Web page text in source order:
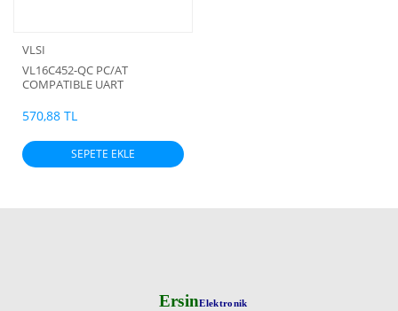
VLSI
VL16C452-QC PC/AT
COMPATIBLE UART
570,88 TL
SEPETE EKLE
ErsinElektronik